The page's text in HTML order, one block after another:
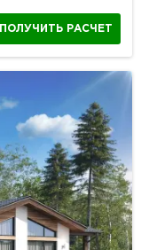
ПОЛУЧИТЬ РАСЧЕТ